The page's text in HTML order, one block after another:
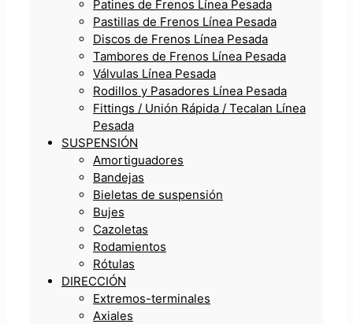
Patines de Frenos Línea Pesada
Pastillas de Frenos Línea Pesada
Discos de Frenos Línea Pesada
Tambores de Frenos Línea Pesada
Válvulas Línea Pesada
Rodillos y Pasadores Línea Pesada
Fittings / Unión Rápida / Tecalan Línea
Pesada
SUSPENSIÓN
Amortiguadores
Bandejas
Bieletas de suspensión
Bujes
Cazoletas
Rodamientos
Rótulas
DIRECCIÓN
Extremos-terminales
Axiales